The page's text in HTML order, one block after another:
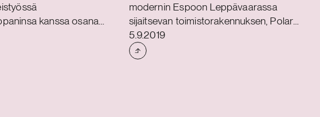
kanssa osana
järjestelyä.
modernin Espoon Leppävaarassa
sijaitsevan toimistorakennuksen, Polaris
Vegan. Vegan vuokrattava pinta-ala on
noin 6 000 neliömetriä ja se on osa
Polaris Business Parkia.
Julkaistu
5.9.2019